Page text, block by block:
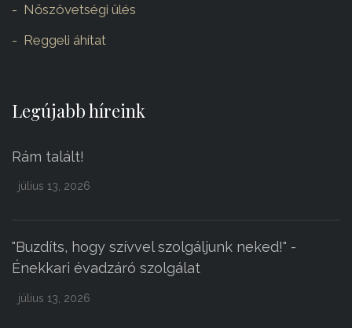
Nőszövetségi ülés
Reggeli áhítat
Legújabb híreink
Rám talált!
július 13, 2026
"Buzdíts, hogy szívvel szolgáljunk neked!" -
Énekkari évadzáró szolgálat
július 13, 2026